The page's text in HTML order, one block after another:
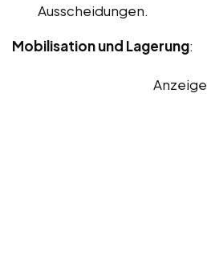
Ausscheidungen.
Mobilisation und Lagerung:
Anzeige